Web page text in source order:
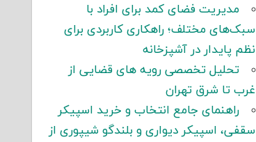
مدیریت فضای کمد برای افراد با
سبک‌های مختلف؛ راهکاری کاربردی برای
نظم پایدار در آشپزخانه
تحلیل تخصصی رویه های قضایی از
غرب تا شرق تهران
راهنمای جامع انتخاب و خرید اسپیکر
سقفی، اسپیکر دیواری و بلندگو شیپوری از